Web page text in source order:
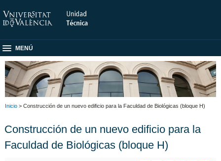
MENÚ
Inicio > Construcción de un nuevo edificio para la Faculdad de Biológicas (bloque H)
Construcción de un nuevo edificio para la
Faculdad de Biológicas (bloque H)